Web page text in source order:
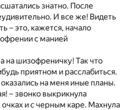
знатно. После
И все же! Видеть
– это, кажется, начало
с манией
на шизофреничку! Так что
приятном и расслабиться.
на меня иные планы.
– звонко выкрикнула
и с черным каре. Махнула